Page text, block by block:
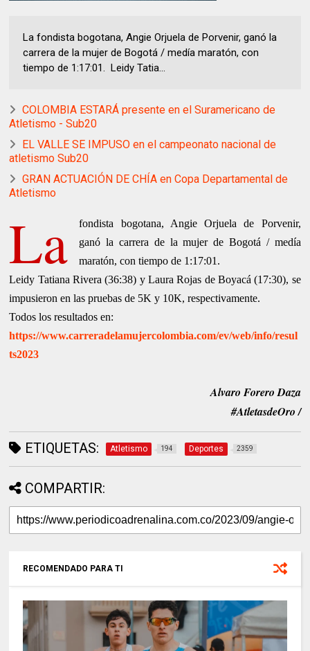
La fondista bogotana, Angie Orjuela de Porvenir, ganó la
carrera de la mujer de Bogotá / medía maratón, con
tiempo de 1:17:01. Leidy Tatia...
COLOMBIA ESTARÁ presente en el Suramericano de
Atletismo - Sub20
EL VALLE SE IMPUSO en el campeonato nacional de
atletismo Sub20
GRAN ACTUACIÓN DE CHÍA en Copa Departamental de
Atletismo
La
fondista bogotana, Angie Orjuela de Porvenir,
ganó la carrera de la mujer de Bogotá / medía
maratón, con tiempo de 1:17:01.
Leidy Tatiana Rivera (36:38) y Laura Rojas de Boyacá (17:30), se
impusieron en las pruebas de 5K y 10K, respectivamente.
Todos los resultados en:
https://www.carreradelamujercolombia.com/ev/web/info/resul
ts2023
Alvaro Forero Daza
#AtletasdeOro /
ETIQUETAS: Atletismo 194 Deportes 2359
COMPARTIR:
RECOMENDADO PARA TI